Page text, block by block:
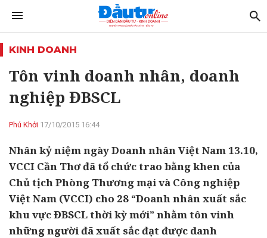
KINH DOANH
Tôn vinh doanh nhân, doanh
nghiệp ĐBSCL
Phú Khởi 17/10/2015 16:44
Nhân kỷ niệm ngày Doanh nhân Việt Nam 13.10,
VCCI Cần Thơ đã tổ chức trao bằng khen của
Chủ tịch Phòng Thương mại và Công nghiệp
Việt Nam (VCCI) cho 28 “Doanh nhân xuất sắc
khu vực ĐBSCL thời kỳ mới” nhằm tôn vinh
những người đã xuất sắc đạt được danh